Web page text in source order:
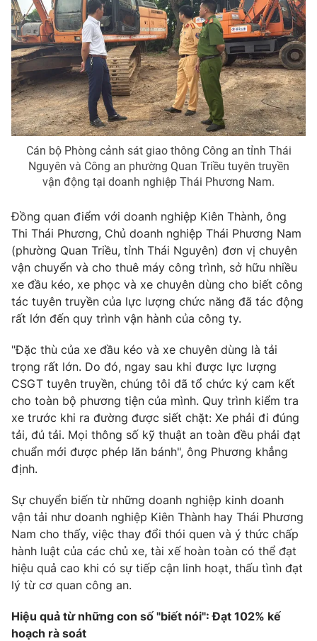
Cán bộ Phòng cảnh sát giao thông Công an tỉnh Thái
Nguyên và Công an phường Quan Triều tuyên truyền
vận động tại doanh nghiệp Thái Phương Nam.
Đồng quan điểm với doanh nghiệp Kiên Thành, ông
Thi Thái Phương, Chủ doanh nghiệp Thái Phương Nam
(phường Quan Triều, tỉnh Thái Nguyên) đơn vị chuyên
vận chuyển và cho thuê máy công trình, sở hữu nhiều
xe đầu kéo, xe phọc và xe chuyên dùng cho biết công
tác tuyên truyền của lực lượng chức năng đã tác động
rất lớn đến quy trình vận hành của công ty.
"Đặc thù của xe đầu kéo và xe chuyên dùng là tải
trọng rất lớn. Do đó, ngay sau khi được lực lượng
CSGT tuyên truyền, chúng tôi đã tổ chức ký cam kết
cho toàn bộ phương tiện của mình. Quy trình kiểm tra
xe trước khi ra đường được siết chặt: Xe phải đi đúng
tải, đủ tải. Mọi thông số kỹ thuật an toàn đều phải đạt
chuẩn mới được phép lăn bánh", ông Phương khẳng
định.
Sự chuyển biến từ những doanh nghiệp kinh doanh
vận tải như doanh nghiệp Kiên Thành hay Thái Phương
Nam cho thấy, việc thay đổi thói quen và ý thức chấp
hành luật của các chủ xe, tài xế hoàn toàn có thể đạt
hiệu quả cao khi có sự tiếp cận linh hoạt, thấu tình đạt
lý từ cơ quan công an.
Hiệu quả từ những con số "biết nói": Đạt 102% kế
hoạch rà soát